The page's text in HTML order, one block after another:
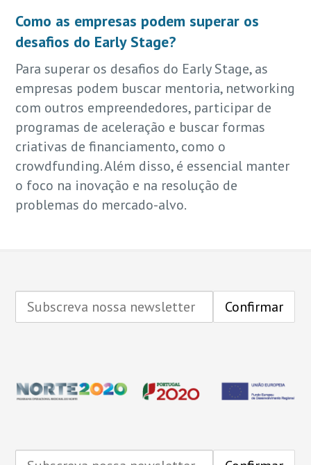
Como as empresas podem superar os
desafios do Early Stage?
Para superar os desafios do Early Stage, as
empresas podem buscar mentoria, networking
com outros empreendedores, participar de
programas de aceleração e buscar formas
criativas de financiamento, como o
crowdfunding. Além disso, é essencial manter
o foco na inovação e na resolução de
problemas do mercado-alvo.